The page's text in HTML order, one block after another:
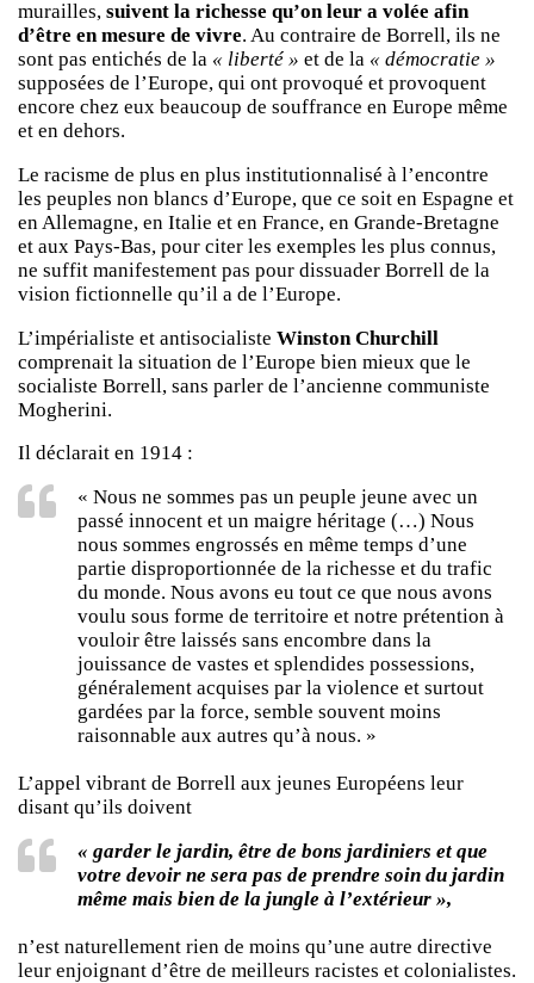
murailles, suivent la richesse qu’on leur a volée afin
d’être en mesure de vivre. Au contraire de Borrell, ils ne
sont pas entichés de la « liberté » et de la « démocratie »
supposées de l’Europe, qui ont provoqué et provoquent
encore chez eux beaucoup de souffrance en Europe même
et en dehors.
Le racisme de plus en plus institutionnalisé à l’encontre
les peuples non blancs d’Europe, que ce soit en Espagne et
en Allemagne, en Italie et en France, en Grande-Bretagne
et aux Pays-Bas, pour citer les exemples les plus connus,
ne suffit manifestement pas pour dissuader Borrell de la
vision fictionnelle qu’il a de l’Europe.
L’impérialiste et antisocialiste Winston Churchill
comprenait la situation de l’Europe bien mieux que le
socialiste Borrell, sans parler de l’ancienne communiste
Mogherini.
Il déclarait en 1914 :
« Nous ne sommes pas un peuple jeune avec un
passé innocent et un maigre héritage (…) Nous
nous sommes engrossés en même temps d’une
partie disproportionnée de la richesse et du trafic
du monde. Nous avons eu tout ce que nous avons
voulu sous forme de territoire et notre prétention à
vouloir être laissés sans encombre dans la
jouissance de vastes et splendides possessions,
généralement acquises par la violence et surtout
gardées par la force, semble souvent moins
raisonnable aux autres qu’à nous. »
L’appel vibrant de Borrell aux jeunes Européens leur
disant qu’ils doivent
« garder le jardin, être de bons jardiniers et que
votre devoir ne sera pas de prendre soin du jardin
même mais bien de la jungle à l’extérieur »,
n’est naturellement rien de moins qu’une autre directive
leur enjoignant d’être de meilleurs racistes et colonialistes.